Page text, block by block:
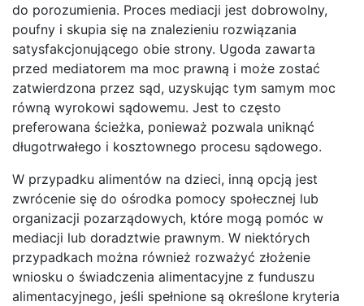
do porozumienia. Proces mediacji jest dobrowolny,
poufny i skupia się na znalezieniu rozwiązania
satysfakcjonującego obie strony. Ugoda zawarta
przed mediatorem ma moc prawną i może zostać
zatwierdzona przez sąd, uzyskując tym samym moc
równą wyrokowi sądowemu. Jest to często
preferowana ścieżka, ponieważ pozwala uniknąć
długotrwałego i kosztownego procesu sądowego.
W przypadku alimentów na dzieci, inną opcją jest
zwrócenie się do ośrodka pomocy społecznej lub
organizacji pozarządowych, które mogą pomóc w
mediacji lub doradztwie prawnym. W niektórych
przypadkach można również rozważyć złożenie
wniosku o świadczenia alimentacyjne z funduszu
alimentacyjnego, jeśli spełnione są określone kryteria